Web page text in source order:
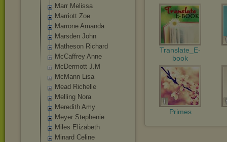
Marr Melissa
Marriott Zoe
Marrone Amanda
Marsden John
Matheson Richard
McCaffrey Anne
McDermott J.M
McMann Lisa
Mead Richelle
Melling Nora
Meredith Amy
Meyer Stephenie
Miles Elizabeth
Minard Celine
Translate_E-
book
Primes